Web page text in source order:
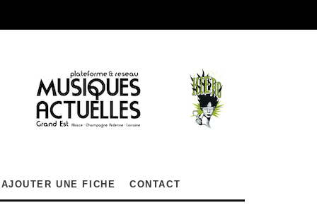
AJOUTER UNE FICHE CONTACT